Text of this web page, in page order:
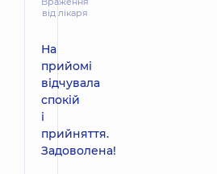
від лікаря
На
прийомі
відчувала
спокій
і
прийняття.
Задоволена!